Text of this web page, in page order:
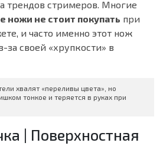
трендов стримеров. Многие
ножи не стоит покупать при
и часто именно этот нож
за своей «хрупкости» в
хвалят «переливы цвета», но
тонкое и теряется в руках при
| Поверхностная